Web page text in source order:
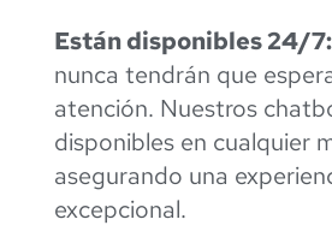
Están disponibles 24/7:
nunca tendrán que
atención. Nuestros
disponibles en cualquier
asegurando una
excepcional.